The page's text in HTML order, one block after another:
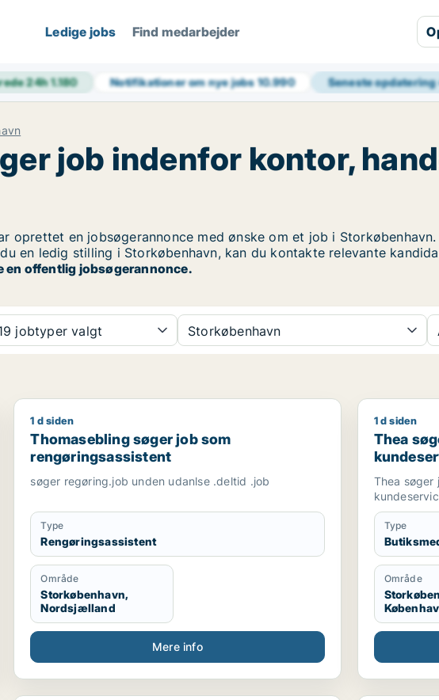
Ledige jobs Find medarbejder
24h1.180 Notifikationer om nye jobs10.990 Seneste opdatering
job indenfor kontor,
oprettet en jobsøgerannonce med ønske om et job i
en ledig stilling i Storkøbenhavn, kan du kontakte relevante
en offentlig jobsøgerannonce.
jobtyper valgt Storkøbenhavn
/ tjener / køkkenmedarbejder / cafémedarbejder
Thomasebling søger job som rengøringsassistent
1 d siden
Thomasebling søger job som
rengøringsassistent
søger regøring.job unden udanlse .deltid .job
Type
Rengøringsassistent
Område
Storkøbenhavn,
Nordsjælland
Mere info
Thea
1 d siden
Thea
Thea søger
Type
Område